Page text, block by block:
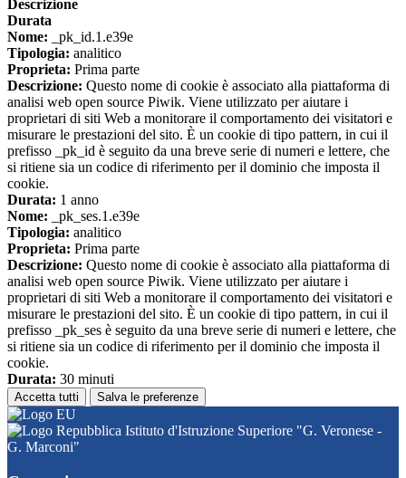
Descrizione
Durata
Nome: _pk_id.1.e39e
Tipologia: analitico
Proprieta: Prima parte
Descrizione: Questo nome di cookie è associato alla piattaforma di
analisi web open source Piwik. Viene utilizzato per aiutare i
proprietari di siti Web a monitorare il comportamento dei visitatori e
misurare le prestazioni del sito. È un cookie di tipo pattern, in cui il
prefisso _pk_id è seguito da una breve serie di numeri e lettere, che
si ritiene sia un codice di riferimento per il dominio che imposta il
cookie.
Durata: 1 anno
Nome: _pk_ses.1.e39e
Tipologia: analitico
Proprieta: Prima parte
Descrizione: Questo nome di cookie è associato alla piattaforma di
analisi web open source Piwik. Viene utilizzato per aiutare i
proprietari di siti Web a monitorare il comportamento dei visitatori e
misurare le prestazioni del sito. È un cookie di tipo pattern, in cui il
prefisso _pk_ses è seguito da una breve serie di numeri e lettere, che
si ritiene sia un codice di riferimento per il dominio che imposta il
cookie.
Durata: 30 minuti
Accetta tutti Salva le preferenze
Istituto d'Istruzione Superiore "G. Veronese -
G. Marconi"